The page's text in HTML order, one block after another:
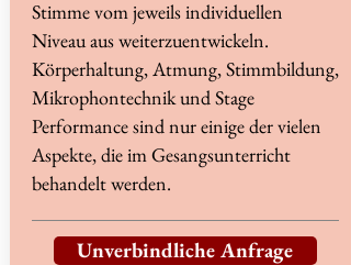
Stimme vom jeweils individuellen
Niveau aus weiterzuentwickeln.
Körperhaltung, Atmung, Stimmbildung,
Mikrophontechnik und Stage
Performance sind nur einige der vielen
Aspekte, die im Gesangsunterricht
behandelt werden.
Unverbindliche Anfrage